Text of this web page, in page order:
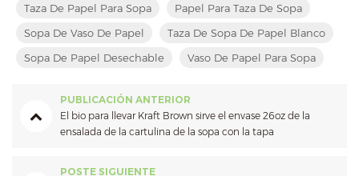
Taza De Papel Para Sopa
Papel Para Taza De Sopa
Sopa De Vaso De Papel
Taza De Sopa De Papel Blanco
Sopa De Papel Desechable
Vaso De Papel Para Sopa
PUBLICACIÓN ANTERIOR
El bio para llevar Kraft Brown sirve el envase 26oz de la
ensalada de la cartulina de la sopa con la tapa
POSTE SIGUIENTE